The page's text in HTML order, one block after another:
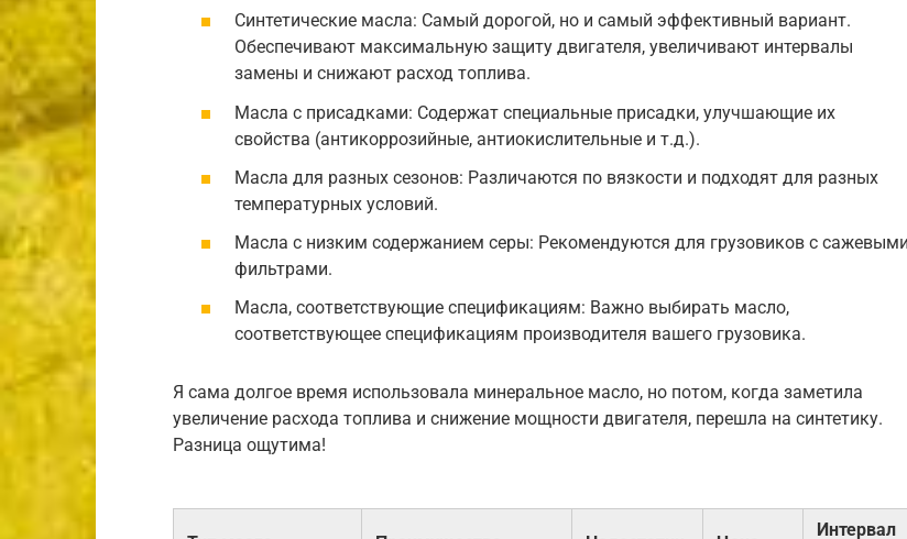
Синтетические масла: Самый дорогой, но и самый эффективный вариант.
Обеспечивают максимальную защиту двигателя, увеличивают интервалы
замены и снижают расход топлива.
Масла с присадками: Содержат специальные присадки, улучшающие их
свойства (антикоррозийные, антиокислительные и т.д.).
Масла для разных сезонов: Различаются по вязкости и подходят для разных
температурных условий.
Масла с низким содержанием серы: Рекомендуются для грузовиков с сажевыми
фильтрами.
Масла, соответствующие спецификациям: Важно выбирать масло,
соответствующее спецификациям производителя вашего грузовика.
Я сама долгое время использовала минеральное масло, но потом, когда заметила
увеличение расхода топлива и снижение мощности двигателя, перешла на синтетику.
Разница ощутима!
Интервал